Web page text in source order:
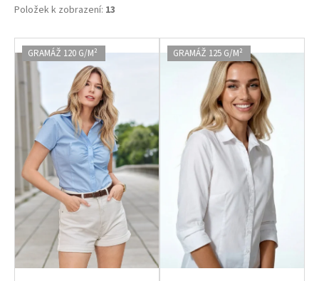
Položek k zobrazení: 13
V
p
o
d
u
k
t
ů
GRAMÁŽ 120 G/M² GRAMÁŽ 125 G/M²